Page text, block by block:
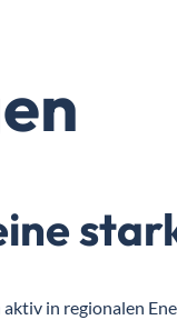
in regionalen